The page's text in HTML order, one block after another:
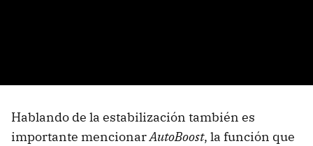
Hablando de la estabilización también es
importante mencionarAutoBoost, la función que